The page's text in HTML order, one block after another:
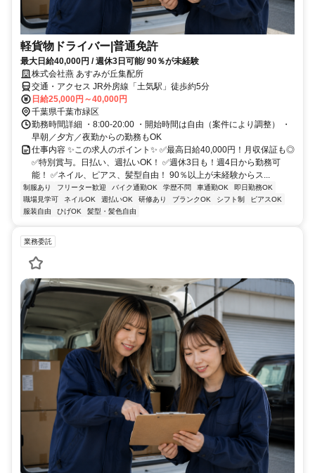
軽貨物ドライバー|普通免許
最大日給40,000円 / 週休3日可能/ 90％が未経験
株式会社燕 あすみが丘集配所
交通・アクセス JR外房線「土気駅」徒歩約5分
日給25,000円～40,000円
千葉県千葉市緑区
勤務時間詳細 ・8:00-20:00 ・開始時間は自由（案件により調整） ・
早朝／夕方／夜勤からの勤務もOK
仕事内容 ✨この求人のポイント✨ ✅最高日給40,000円！月収保証も◎
✅特別賞与。日払い、週払いOK！ ✅週休3日も！週4日から勤務可
能！ ✅ネイル、ピアス、髪型自由！ 90％以上が未経験からス...
制服あり フリーター歓迎 バイク通勤OK 学歴不問 車通勤OK
即日勤務OK
職場見学可
ネイルOK 週払いOK 研修あり ブランクOK シフト制
ピアスOK
服装自由
ひげOK 髪型・髪色自由
業務委託